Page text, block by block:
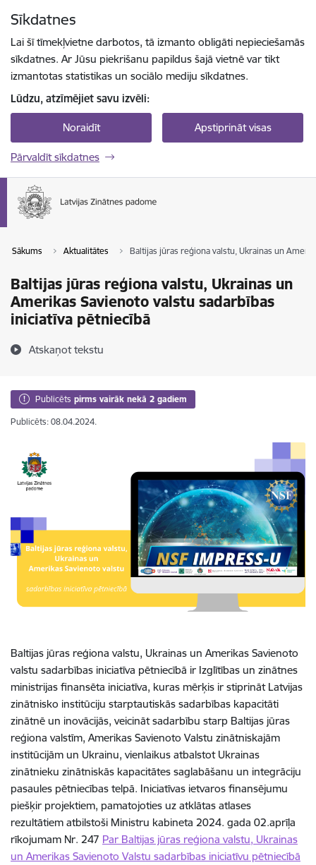
Sīkdatnes
Lai šī tīmekļvietne darbotos, tā izmanto obligāti nepieciešamās
sīkdatnes. Ar Jūsu piekrišanu papildus šajā vietnē var tikt
izmantotas statistikas un sociālo mediju sīkdatnes.
Lūdzu, atzīmējiet savu izvēli:
Noraidīt Apstiprināt visas
Pārvaldīt sīkdatnes
Sākums Aktualitātes Baltijas jūras reģiona valstu, Ukrainas un
Baltijas jūras reģiona valstu, Ukrainas un
Amerikas Savienoto valstu sadarbības
iniciatīva pētniecībā
Atskaņot tekstu
Publicēts pirms vairāk nekā 2 gadiem
Publicēts: 08.04.2024.
Baltijas jūras reģiona valstu, Ukrainas un Amerikas Savienoto
valstu sadarbības iniciatīva pētniecībā ir Izglītības un zinātnes
ministrijas finansēta iniciatīva, kuras mērķis ir stiprināt Latvijas
zinātnisko institūciju starptautiskās sadarbības kapacitāti
zinātnē un inovācijās, veicināt sadarbību starp Baltijas jūras
reģiona valstīm, Amerikas Savienoto Valstu zinātniskajām
institūcijām un Ukrainu, vienlaikus atbalstot Ukrainas
zinātnieku zinātniskās kapacitātes saglabāšanu un integrāciju
pasaules pētniecības telpā. Iniciatīvas ietvaros finansējumu
piešķir projektiem, pamatojoties uz atklātas atlases
rezultātiem atbilstoši Ministru kabineta 2024. gada 02.aprīļa
rīkojumam Nr. 247 Par Baltijas jūras reģiona valstu, Ukrainas
un Amerikas Savienoto Valstu sadarbības iniciatīvu pētniecībā